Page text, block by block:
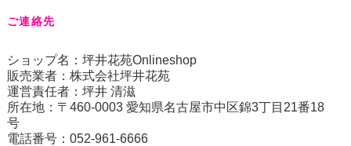
ご連絡先
ショップ名：坪井花苑Onlineshop
販売業者：株式会社坪井花苑
運営責任者：坪井 清滋
所在地：〒460-0003 愛知県名古屋市中区錦3丁目21番18
号
電話番号：052-961-6666